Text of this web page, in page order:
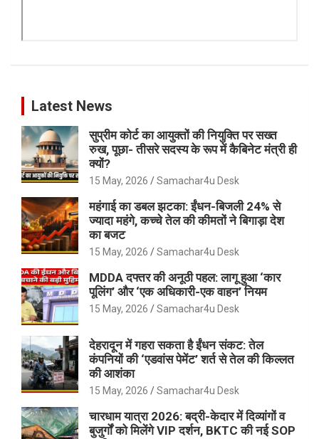
Latest News
सुप्रीम कोर्ट का आयुक्तों की नियुक्ति पर सख्त
रुख, पूछा- तीसरे सदस्य के रूप में कैबिनेट मंत्री ही
क्यों?
15 May, 2026 Samachar4u Desk
महंगाई का डबल झटका: ईंधन-बिजली 24% से
ज्यादा महंगे, कच्चे तेल की कीमतों ने बिगाड़ा देश
का बजट
15 May, 2026 Samachar4u Desk
MDDA दफ्तर की अनूठी पहल: लागू हुआ ‘कार
पूलिंग’ और ‘एक अधिकारी-एक वाहन’ नियम
15 May, 2026 Samachar4u Desk
देहरादून में गहरा सकता है ईंधन संकट: तेल
कंपनियों की ‘एडवांस पेमेंट’ शर्त से तेल की किल्लत
की आशंका
15 May, 2026 Samachar4u Desk
चारधाम यात्रा 2026: बद्री-केदार में दिव्यांगों व
बुजुर्गों को मिलेंगे VIP दर्शन, BKTC की नई SOP